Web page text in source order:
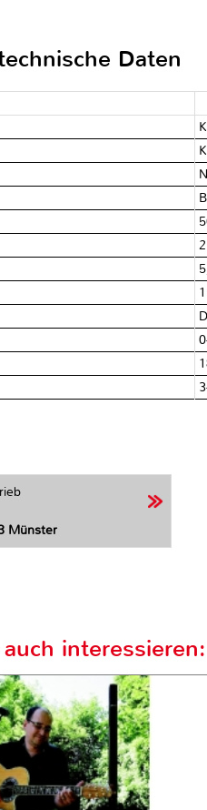
Daten
2
Münster
interessieren: